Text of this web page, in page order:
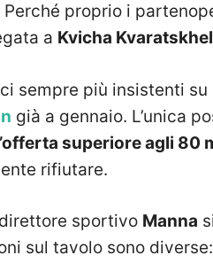
proprio i
a Kvicha
sempre più insistenti su
già a gennaio. L’unica
superiore agli 80
rifiutare.
sportivo Manna
sul tavolo sono